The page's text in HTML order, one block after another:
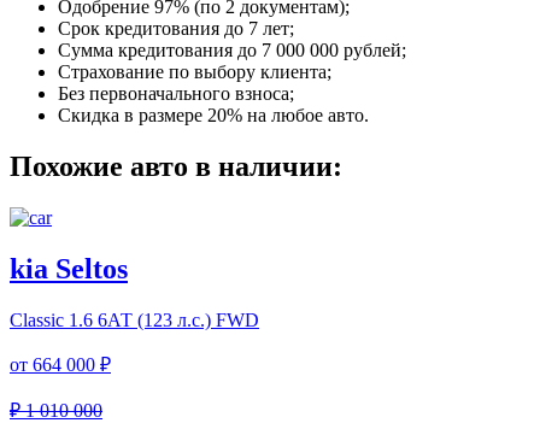
Одобрение 97% (по 2 документам);
Срок кредитования до 7 лет;
Сумма кредитования до 7 000 000 рублей;
Страхование по выбору клиента;
Без первоначального взноса;
Скидка в размере 20% на любое авто.
Похожие авто в наличии:
kia Seltos
Classic 1.6 6АТ (123 л.с.) FWD
от 664 000 ₽
₽ 1 010 000